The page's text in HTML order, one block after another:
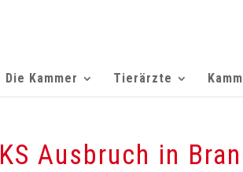
Die Kammer Tierärzte
Ausbruch in